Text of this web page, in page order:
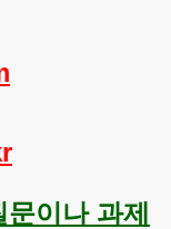
이나 과제